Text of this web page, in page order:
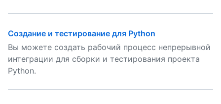
Создание и тестирование для Python
Вы можете создать рабочий процесс непрерывной
интеграции для сборки и тестирования проекта
Python.